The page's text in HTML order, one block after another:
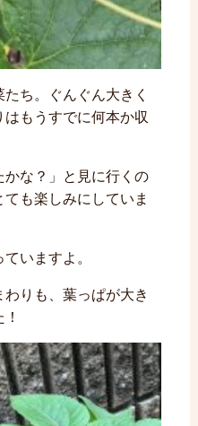
ち。ぐんぐん大きく
もうすでに何本か収
な？」と見に行くの
も楽しみにしていま
いますよ。
りも、葉っぱが大き